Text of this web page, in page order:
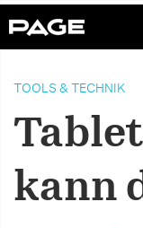
TOOLS & TECHNIK
kann